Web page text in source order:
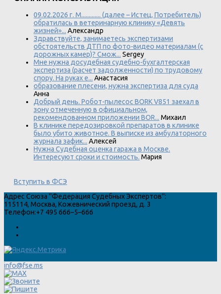
09.02.2026 г. М............. (далее – Истец, Потребитель)
обратилась в ветеринарную клинику «Девять
жизней»... Александр
Здравствуйте, занимаетесь экспертизами
обстоятельств ДТП по фото-видео материалам (с
дорожных камер)? Смож... Sergey
Мне нужна досудебная судебно-бухгалтерская
экспертиза (расчет задолженности) по трудовому
спору. На руках е... Анастасия
образование плесени, нужна экспертиза для суда
Анна
Добрый день. Робот-пылесос BORK V851 заехал в
зону отмеченную в официальном,
рекомендованном приложении BOR... Михаил
В клинике передозировкой препаратов в клинике
было убито животное. В выписке из амбулаторного
журнала зафик... Алексей
Нужна Судебная оценка гаража в Москве.
Интересуют сроки и стоимость. Мария
Вступить в ФСЭ
Адрес Союза "Федерация Судебных Экспертов":
115114, Москва, Кожевнический проезд, д. 3
Телефон:+7 495 666–5–666
info@fse.ms